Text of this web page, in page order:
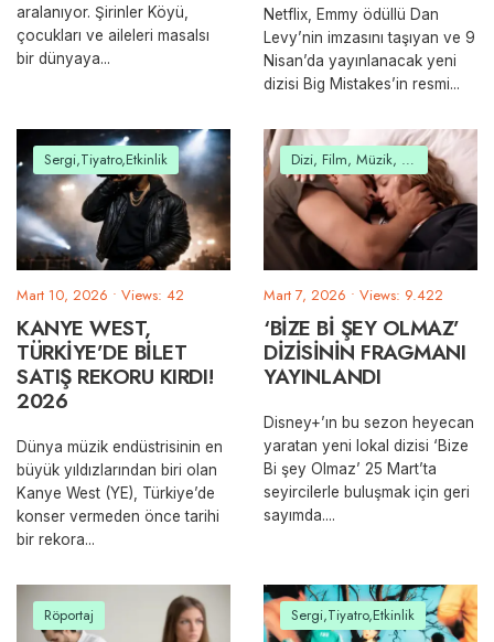
aralanıyor. Şirinler Köyü,
çocukları ve aileleri masalsı
bir dünyaya...
Netflix, Emmy ödüllü Dan
Levy’nin imzasını taşıyan ve 9
Nisan’da yayınlanacak yeni
dizisi Big Mistakes’in resmi...
Sergi,Tiyatro,Etkinlik
Mart 10, 2026 • Views: 42
KANYE WEST,
TÜRKİYE’DE BİLET
SATIŞ REKORU KIRDI!
2026
Dünya müzik endüstrisinin en
büyük yıldızlarından biri olan
Kanye West (YE), Türkiye’de
konser vermeden önce tarihi
bir rekora...
Dizi, Film, Müzik, Belgesel
Mart 7, 2026 • Views: 9.422
‘BİZE Bİ ŞEY OLMAZ’
DİZİSİNİN FRAGMANI
YAYINLANDI
Disney+’ın bu sezon heyecan
yaratan yeni lokal dizisi ‘Bize
Bi şey Olmaz’ 25 Mart’ta
seyircilerle buluşmak için geri
sayımda....
Röportaj Sergi,Tiyatro,Etkinlik